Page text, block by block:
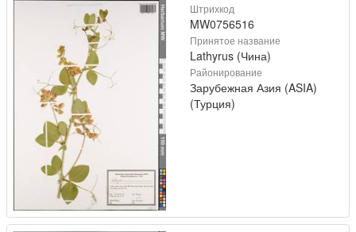
Штрихкод
MW0756516
Принятое название
Lathyrus (Чина)
Районирование
Зарубежная Азия (ASIA)
(Турция)